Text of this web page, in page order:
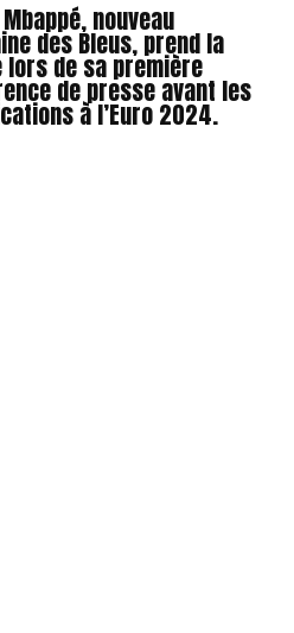
nouveau
des Bleus, prend la
lors de sa première
de presse avant les
à l’Euro 2024.